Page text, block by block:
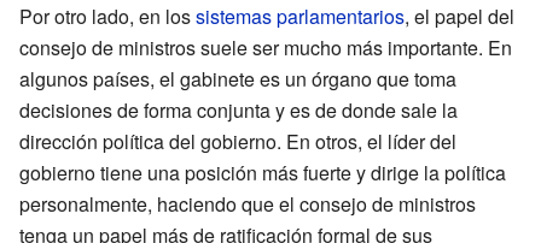
Por otro lado, en lossistemas parlamentarios, el papel del
consejo de ministros suele ser mucho más importante. En
algunos países, el gabinete es un órgano que toma
decisiones de forma conjunta y es de donde sale la
dirección política del gobierno. En otros, el líder del
gobierno tiene una posición más fuerte y dirige la política
personalmente, haciendo que el consejo de ministros
tenga un papel más de ratificación formal de sus